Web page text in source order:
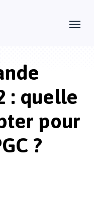
: quelle
pour
?